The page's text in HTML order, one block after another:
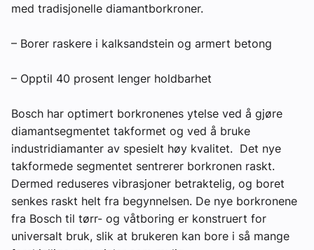
Kontakt oss
Tips oss
eBlad
med tradisjonelle diamantborkroner.
– Borer raskere i kalksandstein og armert betong
– Opptil 40 prosent lenger holdbarhet
Bosch har optimert borkronenes ytelse ved å gjøre
diamantsegmentet takformet og ved å bruke
industridiamanter av spesielt høy kvalitet. Det nye
takformede segmentet sentrerer borkronen raskt.
Dermed reduseres vibrasjoner betraktelig, og boret
senkes raskt helt fra begynnelsen. De nye borkronene
fra Bosch til tørr- og våtboring er konstruert for
universalt bruk, slik at brukeren kan bore i så mange